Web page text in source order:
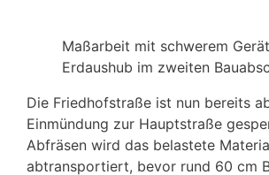
Maßarbeit mit schwerem
Erdaushub im zweiten
Die Friedhofstraße ist nun bereits
Einmündung zur Hauptstraße
Abfräsen wird das belastete
abtransportiert, bevor rund 60 cm